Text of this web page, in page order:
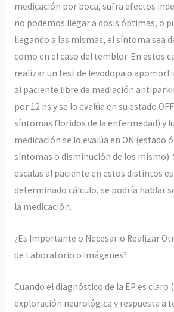
medicación por boca, sufra efectos
no podemos llegar a dosis óptimas, o
llegando a las mismas, el síntoma sea
como en el caso del temblor. En estos
realizar un test de levodopa o
al paciente libre de mediación
por 12 hs y se lo evalúa en su estado
síntomas floridos de la enfermedad) y
medicación se lo evalúa en ON (estado
síntomas o disminución de los mismo).
escalas al paciente en estos distintos
determinado cálculo, se podría hablar
la medicación.
¿Es Importante o Necesario Realizar
de Laboratorio o Imágenes?
Cuando el diagnóstico de la EP es claro
exploración neurológica y respuesta a